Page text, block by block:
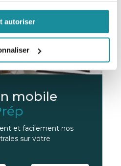
autoriser
mobile
et facilement nos
sur votre